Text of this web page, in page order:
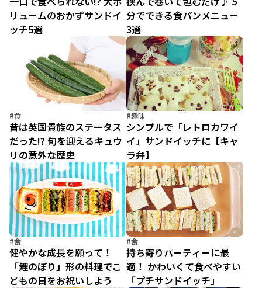
リュームのおかずサンドイ
ッチ5選
分でできる食パンメニュー
3選
#食
昔は英国貴族のステータス
だった!? 旬を迎えるキュウ
リの意外な歴史
#趣味
シンプルで「レトロカワイ
イ」サンドイッチに【キャ
ラ弁】
#食
健やかな成長を願って！
「鯉のぼり」形の料理でこ
どもの日をお祝いしよう
#食
持ち寄りパーティーに最
適！ かわいくて食べやすい
「プチサンドイッチ」